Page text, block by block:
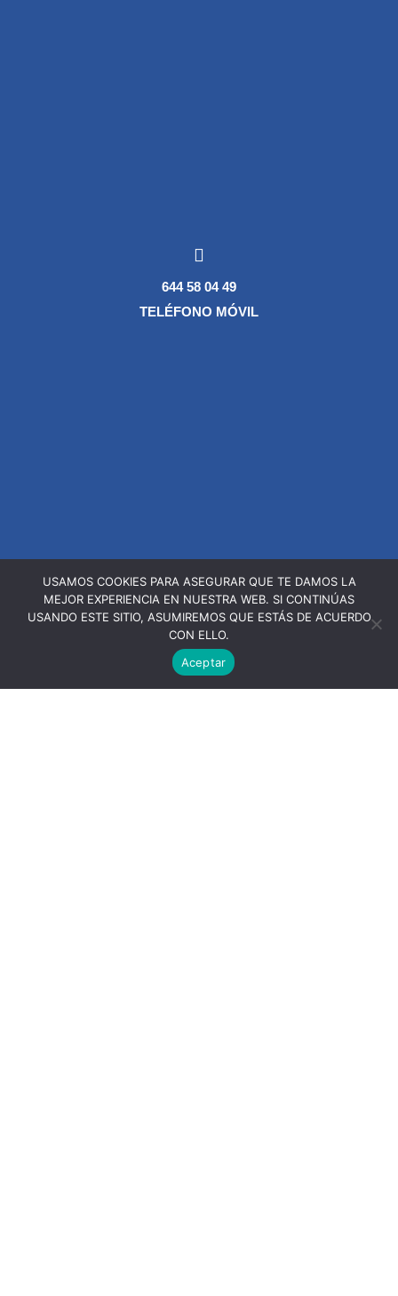
644 58 04 49
TELÉFONO MÓVIL
USAMOS COOKIES PARA ASEGURAR QUE TE DAMOS LA
MEJOR EXPERIENCIA EN NUESTRA WEB. SI CONTINÚAS
USANDO ESTE SITIO, ASUMIREMOS QUE ESTÁS DE ACUERDO
CON ELLO.
Aceptar